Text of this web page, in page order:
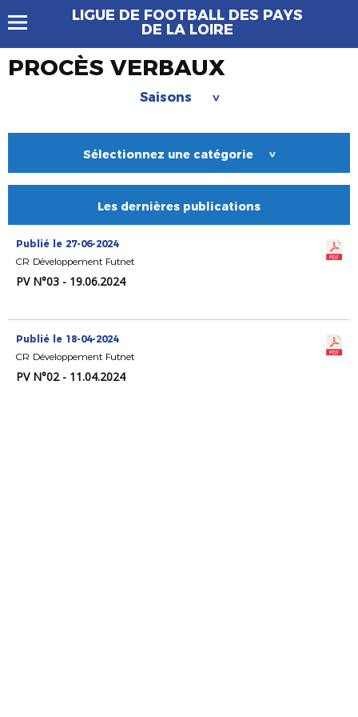
LIGUE DE FOOTBALL DES PAYS
DE LA LOIRE
PROCÈS VERBAUX
Saisons >
Sélectionnez une catégorie >
Les dernières publications
Publié le 27-06-2024
CR Développement Futnet
PV N°03 - 19.06.2024
Publié le 18-04-2024
CR Développement Futnet
PV N°02 - 11.04.2024